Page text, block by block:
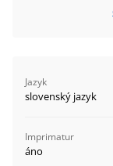
Jazyk
slovenský jazyk
Imprimatur
áno